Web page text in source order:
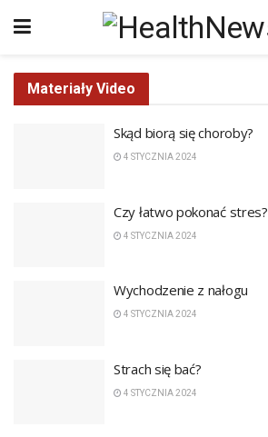
Materiały Video
Skąd biorą się choroby?
4 STYCZNIA 2024
Czy łatwo pokonać stres?
4 STYCZNIA 2024
Wychodzenie z nałogu
4 STYCZNIA 2024
Strach się bać?
4 STYCZNIA 2024